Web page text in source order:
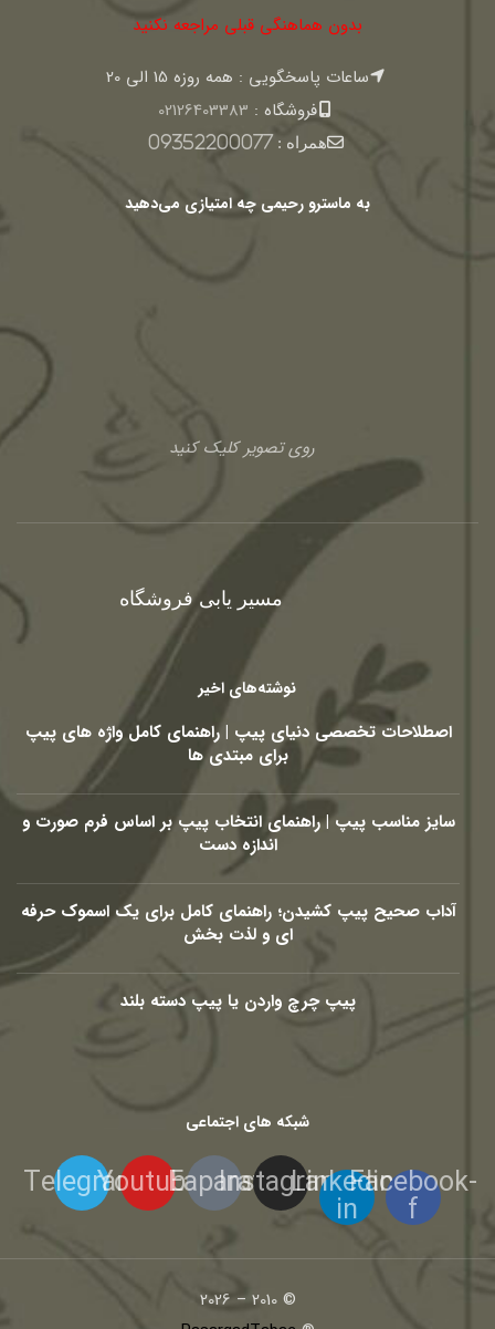
بدون هماهنگی قبلی مراجعه نکنید
ساعات پاسخگویی : همه روزه 15 الی 20
فروشگاه : 02126403383
همراه :09352200077
به ماسترو رحیمی چه امتیازی می‌دهید
روی تصویر کلیک کنید
مسیر یابی فروشگاه
نوشته‌های اخیر
اصطلاحات تخصصی دنیای پیپ | راهنمای کامل واژه های پیپ
برای مبتدی ها
سایز مناسب پیپ | راهنمای انتخاب پیپ بر اساس فرم صورت و
اندازه دست
آداب صحیح پیپ کشیدن؛ راهنمای کامل برای یک اسموک حرفه
ای و لذت بخش
پیپ چرچ واردن یا پیپ دسته بلند
شبکه های اجتماعی
Facebook-
f
Linkedin-
in
Instagram
Eaparat
Youtube
Telegram
© 2010 – 2026